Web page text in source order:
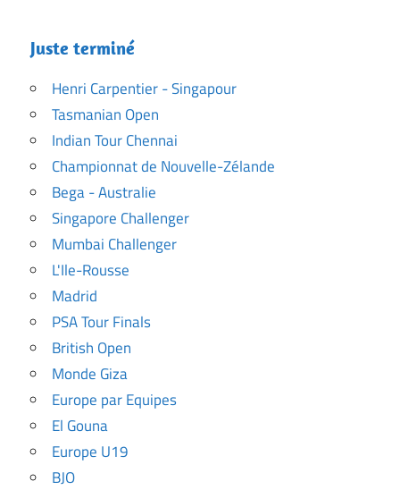
Juste terminé
Henri Carpentier - Singapour
Tasmanian Open
Indian Tour Chennai
Championnat de Nouvelle-Zélande
Bega - Australie
Singapore Challenger
Mumbai Challenger
L'Ile-Rousse
Madrid
PSA Tour Finals
British Open
Monde Giza
Europe par Equipes
El Gouna
Europe U19
BJO